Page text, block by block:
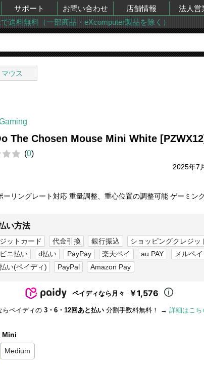
サポート お問い合わせ 店舗情報
法人営
送料無料（一部商品・eXcomputer製品を除く）
マウス
The Chosen Mouse Mini White
(0)
2025年7
ーリングレート対応 重量調整、重心位置の調整可能 ゲーミン
い方法
ットカード 代金引換 銀行振込
ショッピングクレジッ
ニ払い
d払い PayPay 楽天ペイ au PAY
メルペイ
い(ペイディ)
PayPal Amazon Pay
ペイディなら月々 ￥1,576
らペイディの 3・6・12回あと払い 分割手数料無料！ → 詳細はこち
Mini
Medium